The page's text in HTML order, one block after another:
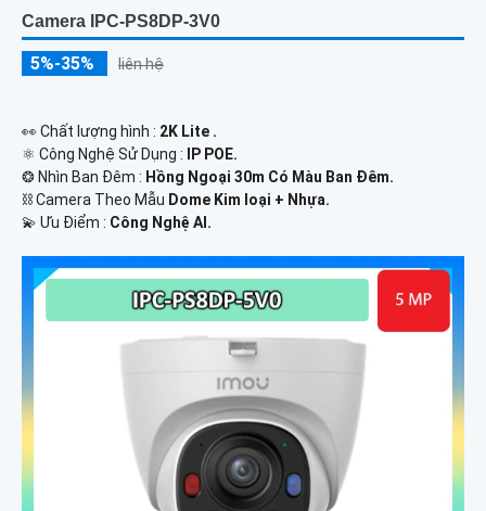
Camera IPC-PS8DP-3V0
5%-35% liên hệ
️👀 Chất lượng hình : 2K Lite .
⚛️ Công Nghệ Sử Dụng :
IP POE.
❂ Nhìn Ban Đêm : Hồng Ngoại 30m Có Màu Ban Ðêm.
⛓ Camera Theo Mẫu Dome Kim loại + Nhựa.
️💫 Ưu Điểm : Công Nghệ AI.